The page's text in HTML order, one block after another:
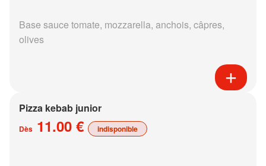
Base sauce tomate, mozzarella, anchois, câpres,
olives
Pizza kebab junior
Dès 11.00 € indisponible